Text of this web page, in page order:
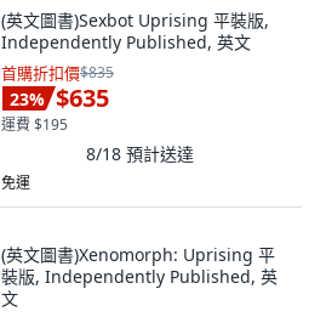
(英文圖書)Sexbot Uprising 平裝版,
Independently Published, 英文
首購折扣價$835
23% $635
運費 $195
8/18 預計送達
免運
(英文圖書)Xenomorph: Uprising 平
裝版, Independently Published, 英
文